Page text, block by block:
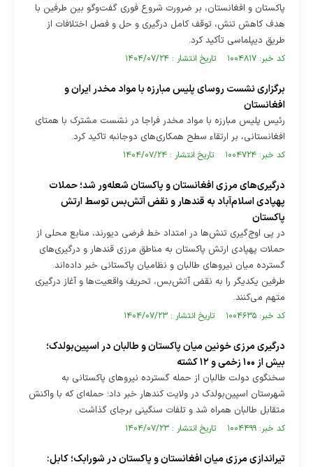
پاکستان و افغانستان، بر ضرورت شروع فوری گفت‌و‌گو بین طرفین با
هدف کاهش تنش، توقف کامل درگیری و حل و فصل اختلافات از
طریق دیپلماسی تأکید کرد.
کد خبر: ۱۰۰۴۸۱۷ تاریخ انتشار : ۱۴۰۴/۰۷/۲۴
برگزاری نشست روسای پليس مبارزه با مواد مخدر ايران و
افغانستان
رئیس پلیس مبارزه با مواد مخدر فراجا در نشست مشترک با همتای
افغانستانی، بر ارتقاء سطح همکاری‌های دوجانبه تاکید کرد.
کد خبر: ۱۰۰۴۷۲۴ تاریخ انتشار : ۱۴۰۴/۰۷/۲۴
درگیری‌های مرزی افغانستان و پاکستان شعله‌ور شد؛ حملات
پهپادی اسلام‌آباد به قندهار و نقض آتش‌بس توسط ارتش
پاکستان
در پی اوج‌گیری تنش‌ها در امتداد خط فرضی دیورند، منابع محلی از
حملات پهپادی ارتش پاکستان به مناطق مرزی قندهار و درگیری‌های
گسترده میان نیرو‌های طالبان و نظامیان پاکستانی خبر داده‌اند.
طرفین یکدیگر را به نقض آتش‌بس، تحریف واقعیت‌ها و آغاز درگیری
متهم می‌کنند.
کد خبر: ۱۰۰۴۶۳۵ تاریخ انتشار : ۱۴۰۴/۰۷/۲۳
درگیری مرزی خونین میان پاکستان و طالبان در اسپین‌بولدک؛
بیش از ۱۰۰ زخمی و ۱۲ کشته
سخنگوی دولت طالبان از حمله گسترده نیرو‌های پاکستانی به
شهرستان اسپین‌بولدک در ولایت کندهار خبر داد؛ حمله‌ای که با واکنش
متقابل طالبان همراه شد و تلفات سنگینی برجای گذاشت.
کد خبر: ۱۰۰۴۴۹۹ تاریخ انتشار : ۱۴۰۴/۰۷/۲۳
تیراندازی مرزی میان افغانستان و پاکستان در شورابک؛ کابل: